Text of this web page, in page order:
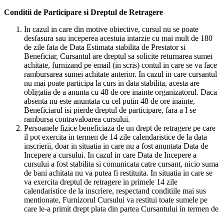
Conditii de Participare si Dreptul de Retragere
In cazul in care din motive obiective, cursul nu se poate
desfasura sau inceperea acestuia intarzie cu mai mult de 180
de zile fata de Data Estimata stabilita de Prestator si
Beneficiar, Cursantul are dreptul sa solicite returnarea sumei
achitate, furnizand pe email (in scris) contul in care se va face
rambursarea sumei achitate anterior. In cazul in care cursantul
nu mai poate participa la curs in data stabilita, acesta are
obligatia de a anunta cu 48 de ore inainte organizatorul. Daca
absenta nu este anuntata cu cel putin 48 de ore inainte,
Beneficiarul isi pierde dreptul de participare, fara a I se
rambursa contravaloarea cursului.
Persoanele fizice beneficiaza de un drept de retragere pe care
il pot exercita in termen de 14 zile calendaristice de la data
inscrierii, doar in situatia in care nu a fost anuntata Data de
Incepere a cursului. In cazul in care Data de Incepere a
cursului a fost stabilita si comunicata catre cursant, nicio suma
de bani achitata nu va putea fi restituita. In situatia in care se
va exercita dreptul de retragere in primele 14 zile
calendaristice de la inscriere, respectand conditiile mai sus
mentionate, Furnizorul Cursului va restitui toate sumele pe
care le-a primit drept plata din partea Cursantului in termen de